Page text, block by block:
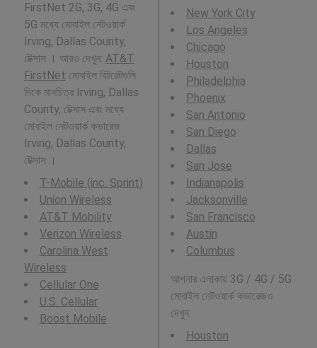
FirstNet 2G, 3G, 4G এবং
5G মধ্যে মোবাইল নেটওয়ার্ক
Irving, Dallas County,
টেক্সাস । আরও দেখুন: AT&T
FirstNet মোবাইল বিটরেটগুলি
দিকে মানচিত্র Irving, Dallas
County, টেক্সাস এবং মধ্যে
মোবাইল নেটওয়ার্ক কভারেজ
Irving, Dallas County,
টেক্সাস ।
T-Mobile (inc. Sprint)
Union Wireless
AT&T Mobility
Verizon Wireless
Carolina West
Wireless
Cellular One
U.S. Cellular
Boost Mobile
New York City
Los Angeles
Chicago
Houston
Philadelphia
Phoenix
San Antonio
San Diego
Dallas
San Jose
Indianapolis
Jacksonville
San Francisco
Austin
Columbus
আপনার এলাকায় 3G / 4G / 5G
মোবাইল নেটওয়ার্ক কভারেজও
দেখুন:
Houston